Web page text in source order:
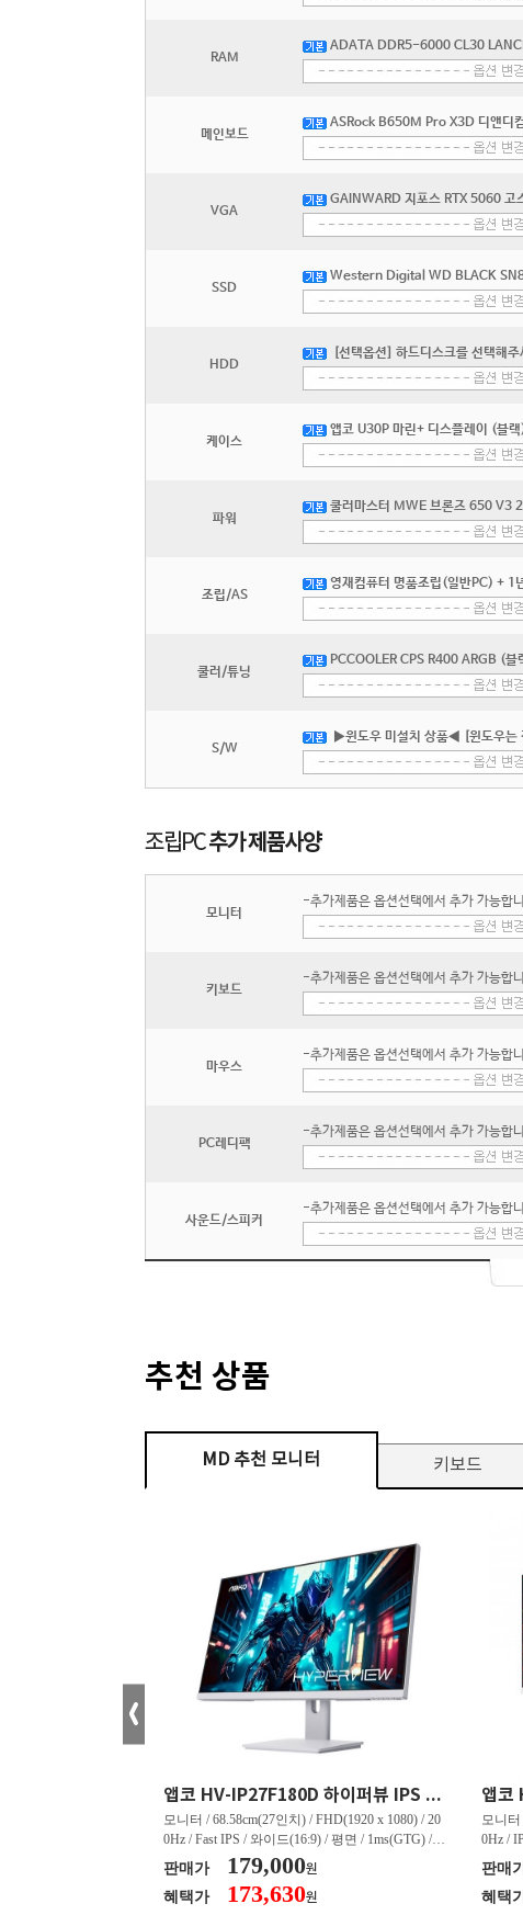
RAM
ADATA DDR5-6000 CL30
메인보드
ASRock B650M Pro X3D 디앤디
VGA
GAINWARD 지포스 RTX 5060 고
SSD
Western Digital WD BLACK
HDD
[선택옵션] 하드디스크를 선택해주
케이스
앱코 U30P 마린+ 디스플레이 (블
파워
쿨러마스터 MWE 브론즈 650 V3
조립/AS
영재컴퓨터 명품조립(일반PC) + 1
쿨러/튜닝
PCCOOLER CPS R400 ARGB (블
S/W
▶윈도우 미설치 상품◀ [윈도우는
모니터
-추가제품은 옵션선택에서 추가 가능합
키보드
-추가제품은 옵션선택에서 추가 가능합
마우스
-추가제품은 옵션선택에서 추가 가능합
PC레디팩
-추가제품은 옵션선택에서 추가 가능합
사운드/스피커
-추가제품은 옵션선택에서 추가 가능합
추천 상품
MD 추천 모니터 키보드
앱코 HV-IP27F180D 하이퍼뷰 IPS FHD 200 HDR 무결점
모니터 / 68.58cm(27인치) / FHD(1920 x 1080) / 20
0Hz / Fast IPS / 와이드(16:9) / 평면 / 1ms(GTG) / 3
50nit / 1,000:1 / 헤드폰 아웃 / LED 조명 / 틸트(상
하) / 6kg / [색상영역] / sRGB:128% / Adobe RGB:8
5% / DCI-P3:91% / NTSC:90% / [게임특화] / 조준
판매가 179,000원
혜택가 173,630원
모니터
0Hz /
50nit /
하) /
80% /
판매
혜택